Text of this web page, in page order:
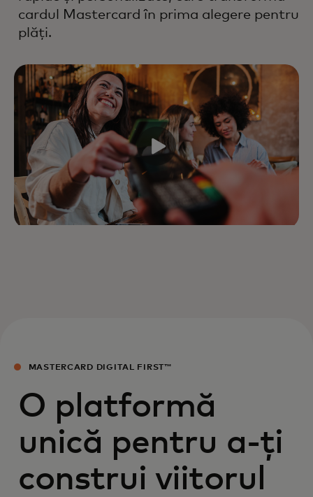
cardul Mastercard în prima alegere pentru
plăți.
MASTERCARD DIGITAL FIRST™
O platformă
unică pentru a-ți
construi viitorul